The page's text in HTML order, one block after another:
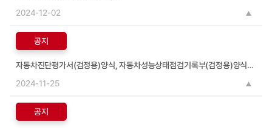
2024-12-02
공지
자동차진단평가서(검정용)양식, 자동차성능상태점검기록부(검정용)양식, OMR답안지 양식 및 답안 작성 예시
2024-11-25
공지